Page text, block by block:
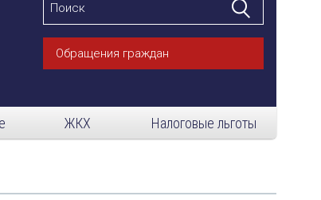
Обращения граждан
ЖКХ Налоговые льготы